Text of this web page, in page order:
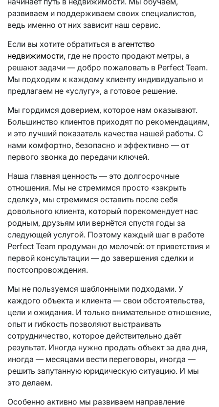
развиваем и поддерживаем своих специалистов,
ведь именно от них зависит наш сервис.
Если вы хотите обратиться в агентство
недвижимости, где не просто продают метры, а
решают задачи — добро пожаловать в Perfect Team.
Мы подходим к каждому клиенту индивидуально и
предлагаем не «услугу», а готовое решение.
Мы гордимся доверием, которое нам оказывают.
Большинство клиентов приходят по рекомендациям,
и это лучший показатель качества нашей работы. С
нами комфортно, безопасно и эффективно — от
первого звонка до передачи ключей.
Наша главная ценность — это долгосрочные
отношения. Мы не стремимся просто «закрыть
сделку», мы стремимся оставить после себя
довольного клиента, который порекомендует нас
родным, друзьям или вернётся спустя годы за
следующей услугой. Поэтому каждый шаг в работе
Perfect Team продуман до мелочей: от приветствия и
первой консультации — до завершения сделки и
постсопровождения.
Мы не пользуемся шаблонными подходами. У
каждого объекта и клиента — свои обстоятельства,
цели и ожидания. И только внимательное отношение,
опыт и гибкость позволяют выстраивать
сотрудничество, которое действительно даёт
результат. Иногда нужно продать объект за два дня,
иногда — месяцами вести переговоры, иногда —
решить запутанную юридическую ситуацию. И мы
это делаем.
Особенно активно мы развиваем направление